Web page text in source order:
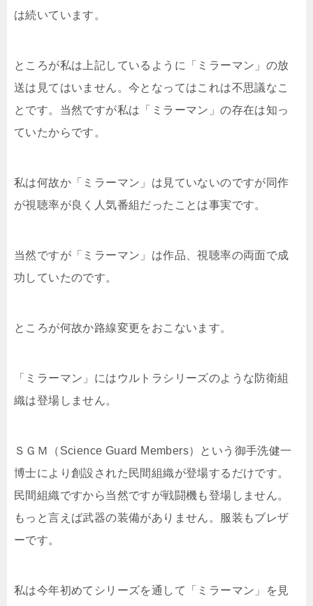
は続いています。
ところが私は上記しているように「ミラーマン」の放
送は見てはいません。今となってはこれは不思議なこ
とです。当然ですが私は「ミラーマン」の存在は知っ
ていたからです。
私は何故か「ミラーマン」は見ていないのですが同作
が視聴率が良く人気番組だったことは事実です。
当然ですが「ミラーマン」は作品、視聴率の両面で成
功していたのです。
ところが何故か路線変更をおこないます。
「ミラーマン」にはウルトラシリーズのような防衛組
織は登場しません。
ＳＧＭ（Science Guard Members）という御手洗健一
博士により創設された民間組織が登場するだけです。
民間組織ですから当然ですが戦闘機も登場しません。
もっと言えば武器の装備がありません。服装もブレザ
ーです。
私は今年初めてシリーズを通して「ミラーマン」を見